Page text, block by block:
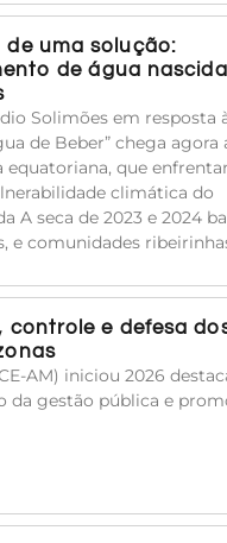
de uma solução:
de água
Solimões em resposta
de Beber” chega agora
que
climática do
A seca de 2023 e 2024
e comunidades
controle e defesa
AM) iniciou 2026
da gestão pública e